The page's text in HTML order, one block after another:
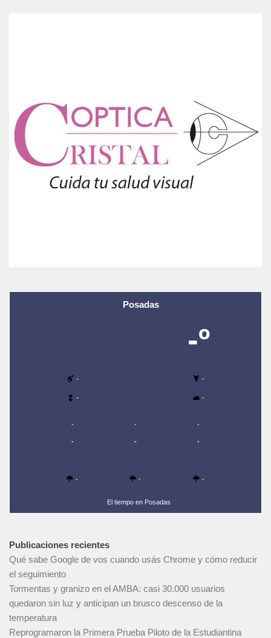
Posadas
-º
- -
- -
-
-
-
-
-
-
-
-
-
El tiempo en Posadas
Publicaciones recientes
Qué sabe Google de vos cuando usás Chrome y cómo reducir
el seguimiento
Tormentas y granizo en el AMBA: casi 30.000 usuarios
quedaron sin luz y anticipan un brusco descenso de la
temperatura
Reprogramaron la Primera Prueba Piloto de la Estudiantina